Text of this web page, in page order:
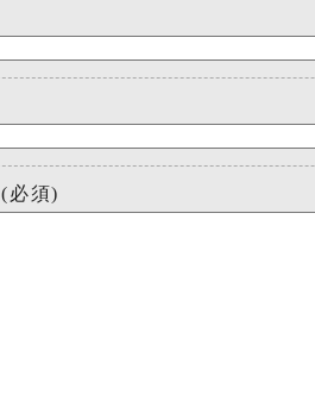
(必須)